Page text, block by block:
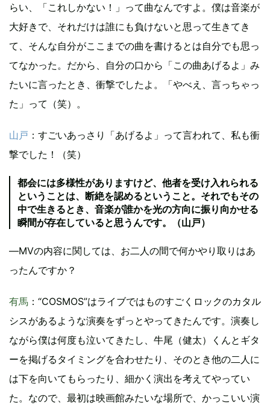
らい、「これしかない！」って曲なんですよ。僕は音楽が
大好きで、それだけは誰にも負けないと思って生きてき
て、そんな自分がここまでの曲を書けるとは自分でも思っ
てなかった。だから、自分の口から「この曲あげるよ」み
たいに言ったとき、衝撃でしたよ。「やべえ、言っちゃっ
た」って（笑）。
山戸 ：すごいあっさり「あげるよ」って言われて、私も衝
撃でした！（笑）
都会には多様性がありますけど、他者を受け入れられる
ということは、断絶を認めるということ。それでもその
中で生きるとき、音楽が誰かを光の方向に振り向かせる
瞬間が存在していると思うんです。（山戸）
―MVの内容に関しては、お二人の間で何かやり取りはあ
ったんですか？
有馬 ：“COSMOS”はライブではものすごくロックのカタル
シスがあるような演奏をずっとやってきたんです。演奏し
ながら僕は何度も泣いてきたし、牛尾（健太）くんとギタ
ーを掲げるタイミングを合わせたり、そのとき他の二人に
は下を向いてもらったり、細かく演出を考えてやってい
た。なので、最初は映画館みたいな場所で、かっこいい演